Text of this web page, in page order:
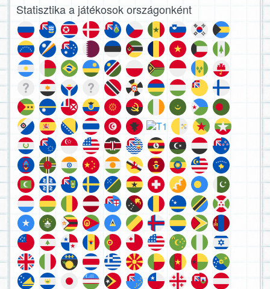
Statisztika a játékosok országonként